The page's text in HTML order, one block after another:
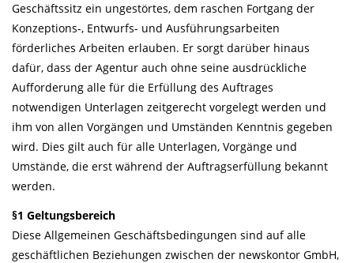
Geschäftssitz ein ungestörtes, dem raschen Fortgang der
Konzeptions-, Entwurfs- und Ausführungsarbeiten
förderliches Arbeiten erlauben. Er sorgt darüber hinaus
dafür, dass der Agentur auch ohne seine ausdrückliche
Aufforderung alle für die Erfüllung des Auftrages
notwendigen Unterlagen zeitgerecht vorgelegt werden und
ihm von allen Vorgängen und Umständen Kenntnis gegeben
wird. Dies gilt auch für alle Unterlagen, Vorgänge und
Umstände, die erst während der Auftragserfüllung bekannt
werden.
§1 Geltungsbereich
Diese Allgemeinen Geschäftsbedingungen sind auf alle
geschäftlichen Beziehungen zwischen der newskontor GmbH,